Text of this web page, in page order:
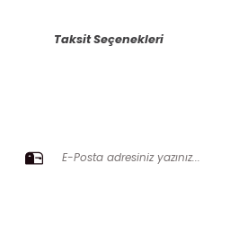
Ürün bilgilerinde hatalar bulunuyor.
Taksit Seçenekleri